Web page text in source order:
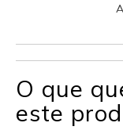
Melhores
Casual Wear
Width
Sizing
View On Shoes
O que
este